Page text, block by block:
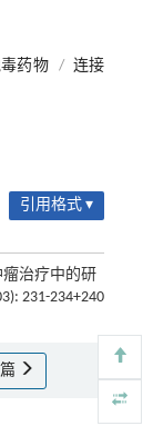
药物 / 连接
引用格式 ▾
瘤治疗中的研
231-234+240